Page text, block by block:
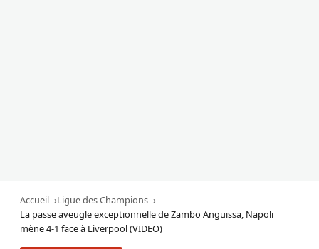
Accueil
Ligue des Champions
La passe aveugle exceptionnelle de Zambo Anguissa, Napoli
mène 4-1 face à Liverpool (VIDEO)